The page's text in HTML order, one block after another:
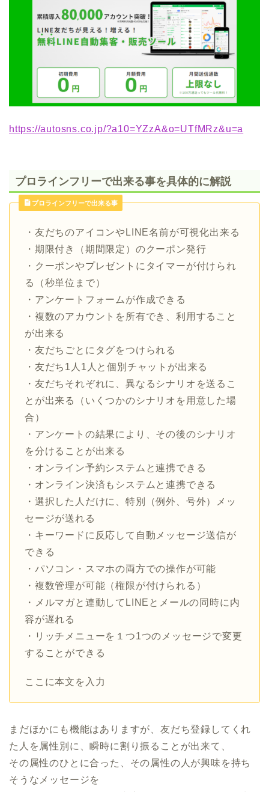
https://autosns.co.jp/?a10=YZzA&o=UTfMRz&u=a
プロラインフリーで出来る事を具体的に解説
プロラインフリーで出来る事
・友だちのアイコンやLINE名前が可視化出来る
・期限付き（期間限定）のクーポン発行
・クーポンやプレゼントにタイマーが付けられ
る（秒単位まで）
・アンケートフォームが作成できる
・複数のアカウントを所有でき、利用すること
が出来る
・友だちごとにタグをつけられる
・友だち1人1人と個別チャットが出来る
・友だちそれぞれに、異なるシナリオを送るこ
とが出来る（いくつかのシナリオを用意した場
合）
・アンケートの結果により、その後のシナリオ
を分けることが出来る
・オンライン予約システムと連携できる
・オンライン決済もシステムと連携できる
・選択した人だけに、特別（例外、号外）メッ
セージが送れる
・キーワードに反応して自動メッセージ送信が
できる
・パソコン・スマホの両方での操作が可能
・複数管理が可能（権限が付けられる）
・メルマガと連動してLINEとメールの同時に内
容が遅れる
・リッチメニューを１つ1つのメッセージで変更
することができる
ここに本文を入力
まだほかにも機能はありますが、友だち登録してくれ
た人を属性別に、瞬時に割り振ることが出来て、
その属性のひとに合った、その属性の人が興味を持ち
そうなメッセージを